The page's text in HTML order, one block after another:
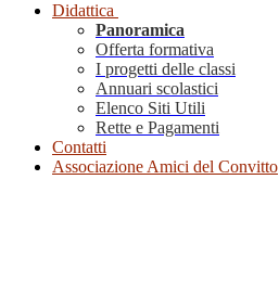
Didattica
Panoramica
Offerta formativa
I progetti delle classi
Annuari scolastici
Elenco Siti Utili
Rette e Pagamenti
Contatti
Associazione Amici del Convitto